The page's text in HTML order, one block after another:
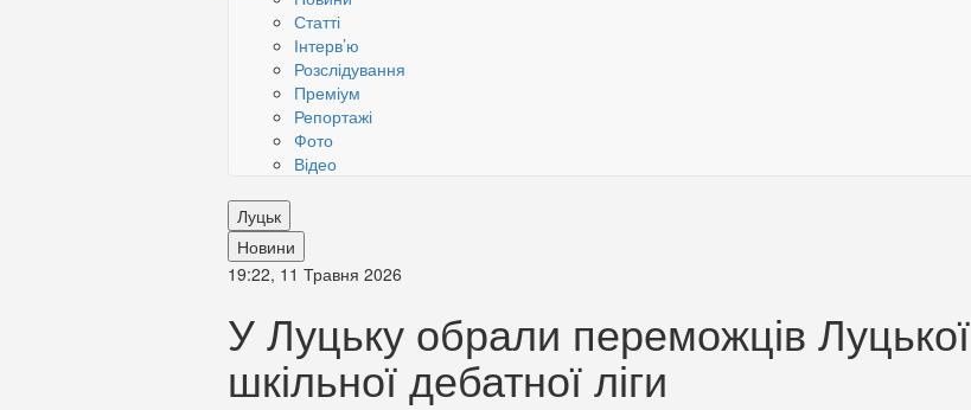
Статті
Інтерв’ю
Розслідування
Преміум
Репортажі
Фото
Відео
Луцьк
Новини
19:22, 11 Травня 2026
У Луцьку обрали переможців Луцької
шкільної дебатної ліги